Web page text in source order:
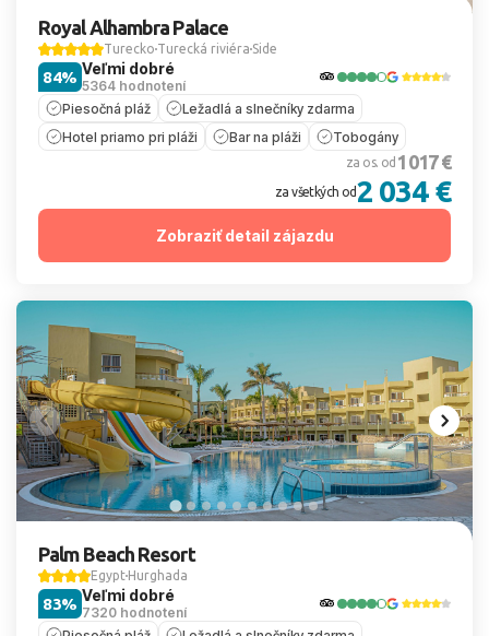
Royal Alhambra Palace
Turecko Turecká riviéra Side
Veľmi dobré
5364 hodnotení
84%
Piesočná pláž
Ležadlá a slnečníky zdarma
Hotel priamo pri pláži
Bar na pláži Tobogány
za os. od 1 017 €
za všetkých od2 034 €
Zobraziť detail zájazdu
Palm Beach Resort
Egypt Hurghada
Veľmi dobré
7320 hodnotení
83%